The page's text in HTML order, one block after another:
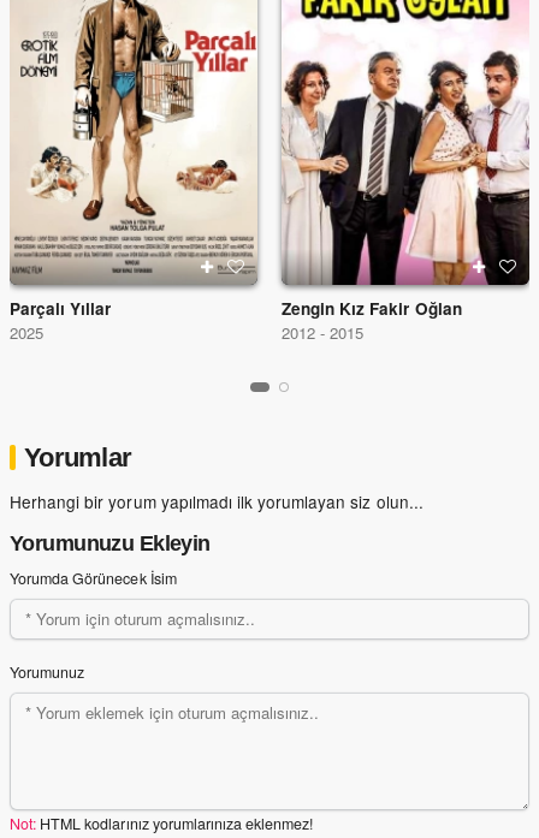
Parçalı Yıllar
2025
Zengin Kız Fakir Oğlan
2012 - 2015
Yorumlar
Herhangi bir yorum yapılmadı ilk yorumlayan siz olun...
Yorumunuzu Ekleyin
Yorumda Görünecek İsim
Yorumunuz
Not: HTML kodlarınız yorumlarınıza eklenmez!